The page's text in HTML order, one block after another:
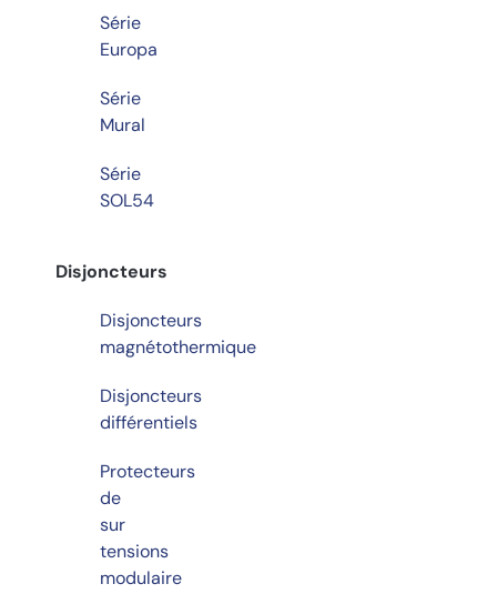
Série
Europa
Série
Mural
Série
SOL54
Disjoncteurs
Disjoncteurs
magnétothermique
Disjoncteurs
différentiels
Protecteurs
de
sur
tensions
modulaire